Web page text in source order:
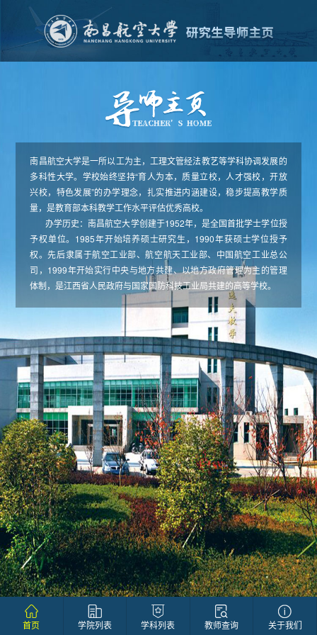
南昌航空大学是一所以工为主，工理文管经法教艺等学科协调发展的
多科性大学。学校始终坚持“育人为本，质量立校，人才强校，开放
兴校，特色发展”的办学理念，扎实推进内涵建设，稳步提高教学质
量，是教育部本科教学工作水平评估优秀高校。
办学历史：南昌航空大学创建于1952年，是全国首批学士学位授
予权单位。1985年开始培养硕士研究生，1990年获硕士学位授予
权。先后隶属于航空工业部、航空航天工业部、中国航空工业总公
司，1999年开始实行中央与地方共建、以地方政府管理为主的管理
体制，是江西省人民政府与国家国防科技工业局共建的高等学校。
首页 学院列表 学科列表 教师查询 关于我们